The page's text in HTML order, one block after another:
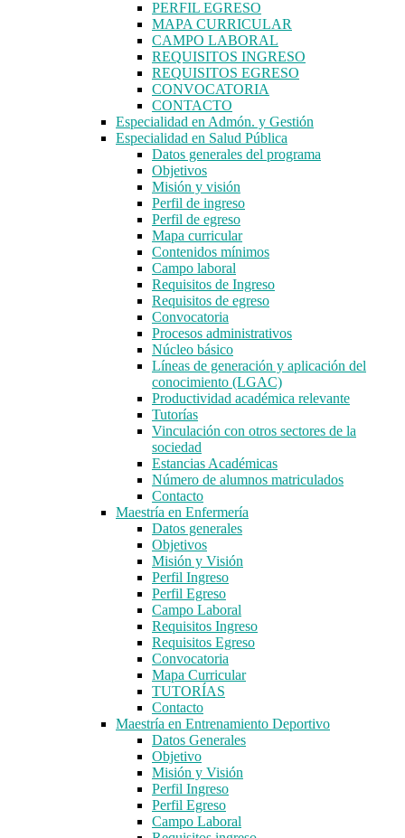
PERFIL EGRESO
MAPA CURRICULAR
CAMPO LABORAL
REQUISITOS INGRESO
REQUISITOS EGRESO
CONVOCATORIA
CONTACTO
Especialidad en Admón. y Gestión
Especialidad en Salud Pública
Datos generales del programa
Objetivos
Misión y visión
Perfil de ingreso
Perfil de egreso
Mapa curricular
Contenidos mínimos
Campo laboral
Requisitos de Ingreso
Requisitos de egreso
Convocatoria
Procesos administrativos
Núcleo básico
Líneas de generación y aplicación del
conocimiento (LGAC)
Productividad académica relevante
Tutorías
Vinculación con otros sectores de la
sociedad
Estancias Académicas
Número de alumnos matriculados
Contacto
Maestría en Enfermería
Datos generales
Objetivos
Misión y Visión
Perfil Ingreso
Perfil Egreso
Campo Laboral
Requisitos Ingreso
Requisitos Egreso
Convocatoria
Mapa Curricular
TUTORÍAS
Contacto
Maestría en Entrenamiento Deportivo
Datos Generales
Objetivo
Misión y Visión
Perfil Ingreso
Perfil Egreso
Campo Laboral